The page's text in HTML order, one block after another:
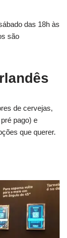
das 18h às
são
de cervejas,
pago) e
que querer.